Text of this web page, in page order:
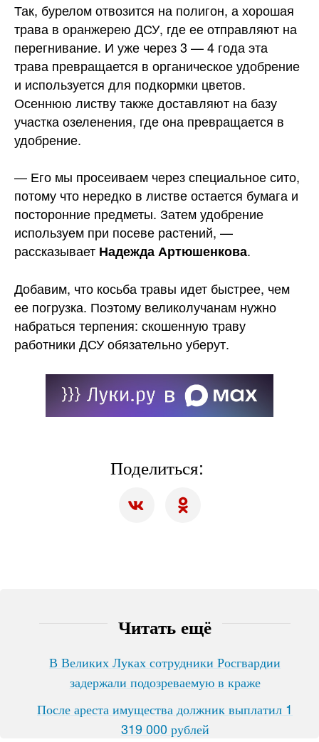
Так, бурелом отвозится на полигон, а хорошая
трава в оранжерею ДСУ, где ее отправляют на
перегнивание. И уже через 3 — 4 года эта
трава превращается в органическое удобрение
и используется для подкормки цветов.
Осеннюю листву также доставляют на базу
участка озеленения, где она превращается в
удобрение.
— Его мы просеиваем через специальное сито,
потому что нередко в листве остается бумага и
посторонние предметы. Затем удобрение
используем при посеве растений, —
рассказывает Надежда Артюшенкова.
Добавим, что косьба травы идет быстрее, чем
ее погрузка. Поэтому великолучанам нужно
набраться терпения: скошенную траву
работники ДСУ обязательно уберут.
Поделиться:
Читать ещё
В Великих Луках сотрудники Росгвардии
задержали подозреваемую в краже
После ареста имущества должник выплатил 1
319 000 рублей